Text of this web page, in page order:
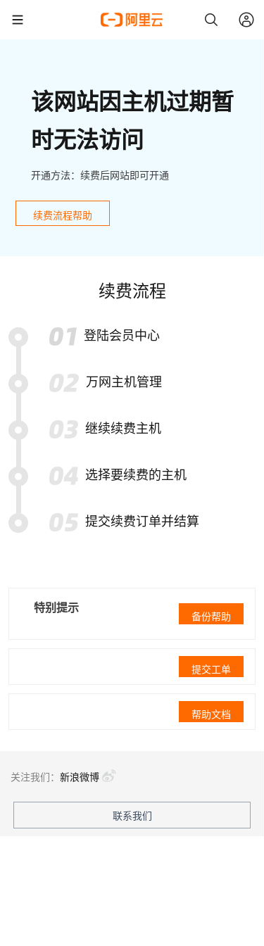
该网站因主机过期暂
时无法访问
开通方法：续费后网站即可开通
续费流程帮助
续费流程
登陆会员中心
万网主机管理
继续续费主机
选择要续费的主机
提交续费订单并结算
特别提示
备份帮助
提交工单
帮助文档